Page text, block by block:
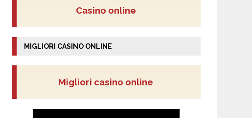
Casino online
MIGLIORI CASINO ONLINE
Migliori casino online